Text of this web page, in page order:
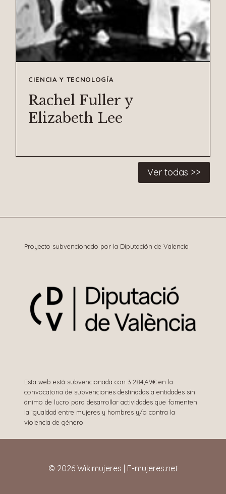
CIENCIA Y TECNOLOGÍA
Rachel Fuller y
Elizabeth Lee
Ver todas >>
Proyecto subvencionado por la Diputación de Valencia
Esta web está subvencionada con 3.284,49€ en la
convocatoria de subvenciones destinadas a entidades sin
ánimo de lucro para desarrollar actividades que fomenten
la igualdad entre mujeres y hombres y/o contra la
violencia de género.
© 2026 Wikimujeres | E-mujeres.net